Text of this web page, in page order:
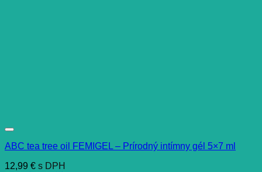
ABC tea tree oil FEMIGEL – Prírodný intímny gél 5×7 ml
12,99 € s DPH